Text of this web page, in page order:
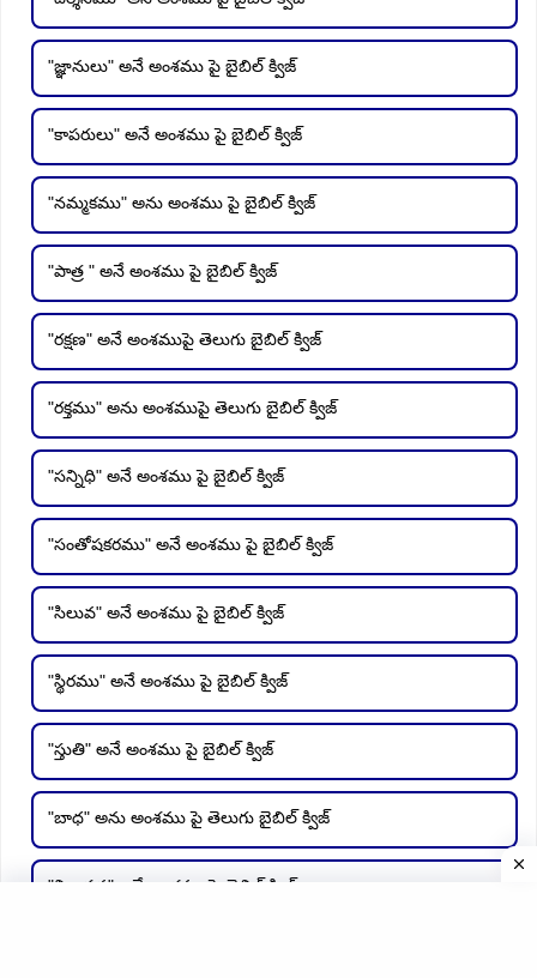
"జ్ఞానులు" అనే అంశము పై బైబిల్ క్విజ్
"కాపరులు" అనే అంశము పై బైబిల్ క్విజ్
"నమ్మకము" అను అంశము పై బైబిల్ క్విజ్
"పాత్ర " అనే అంశము పై బైబిల్ క్విజ్
"రక్షణ" అనే అంశముపై తెలుగు బైబిల్ క్విజ్
"రక్తము" అను అంశముపై తెలుగు బైబిల్ క్విజ్
"సన్నిధి" అనే అంశము పై బైబిల్ క్విజ్
"సంతోషకరము" అనే అంశము పై బైబిల్ క్విజ్
"సిలువ" అనే అంశము పై బైబిల్ క్విజ్
"స్థిరము" అనే అంశము పై బైబిల్ క్విజ్
"స్తుతి" అనే అంశము పై బైబిల్ క్విజ్
"బాధ" అను అంశము పై తెలుగు బైబిల్ క్విజ్
"విజ్ఞాపన" అనే అంశము పై బైబిల్ క్విజ్